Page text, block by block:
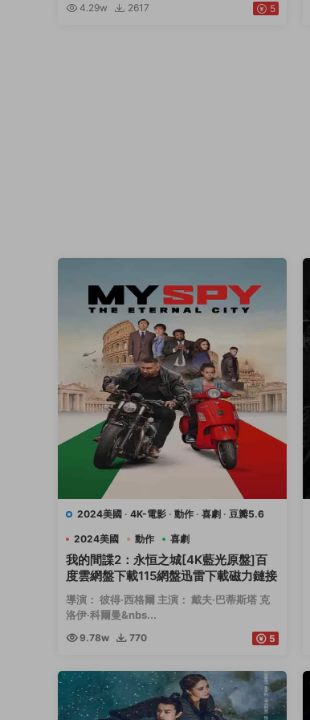
4.29w 2617 5
2024美國 · 4K-電影 · 動作 · 喜劇 · 豆瓣5.6
2024美國 動作 喜劇
我的間諜2：永恒之城[4K藍光原盤]百
度雲網盤下載115網盤迅雷下載磁力鏈接
導演： 彼得·西格爾 主演： 戴夫·巴蒂斯塔 克
洛伊·科爾曼&nbs...
9.78w 770 5